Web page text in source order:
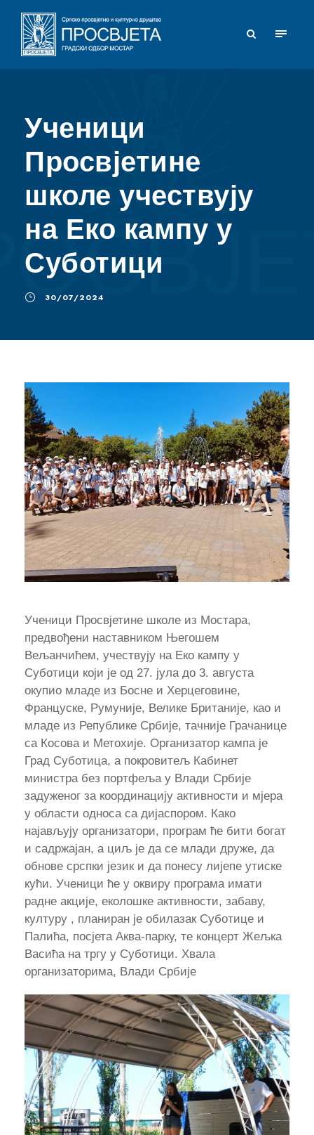
Ученици
Просвјетине
школе учествују
на Еко кампу у
Суботици
30/07/2024
Ученици Просвјетине школе из Мостара,
предвођени наставником Његошем
Вељанчићем, учествују на Еко кампу у
Суботици који је од 27. јула до 3. августа
окупио младе из Босне и Херцеговине,
Француске, Румуније, Велике Британије, као и
младе из Републике Србије, тачније Грачанице
са Косова и Метохије. Организатор кампа је
Град Суботица, а покровитељ Кабинет
министра без портфеља у Влади Србије
задуженог за координацију активности и мјера
у области односа са дијаспором. Како
најављују организатори, програм ће бити богат
и садржајан, а циљ је да се млади друже, да
обнове срспки језик и да понесу лијепе утиске
кући. Ученици ће у оквиру програма имати
радне акције, еколошке активности, забаву,
културу , планиран је обилазак Суботице и
Палића, посјета Аква-парку, те концерт Жељка
Васића на тргу у Суботици. Хвала
организаторима, Влади Србије